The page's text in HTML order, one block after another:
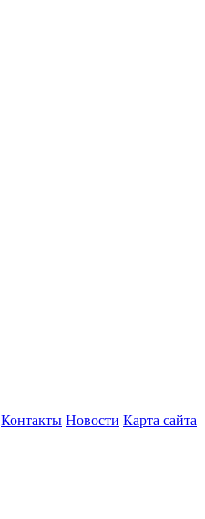
Контакты Новости Карта сайта